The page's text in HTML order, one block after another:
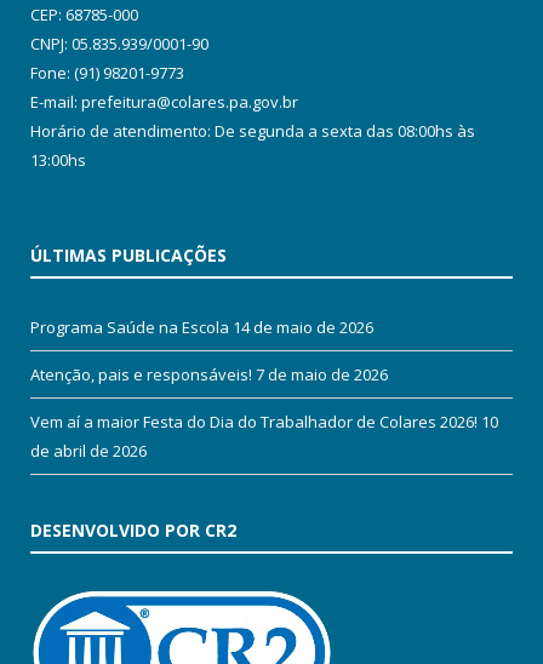
CEP: 68785-000
CNPJ: 05.835.939/0001-90
Fone: (91) 98201-9773
E-mail: prefeitura@colares.pa.gov.br
Horário de atendimento: De segunda a sexta das 08:00hs às
13:00hs
ÚLTIMAS PUBLICAÇÕES
Programa Saúde na Escola 14 de maio de 2026
Atenção, pais e responsáveis! 7 de maio de 2026
Vem aí a maior Festa do Dia do Trabalhador de Colares 2026! 10
de abril de 2026
DESENVOLVIDO POR CR2